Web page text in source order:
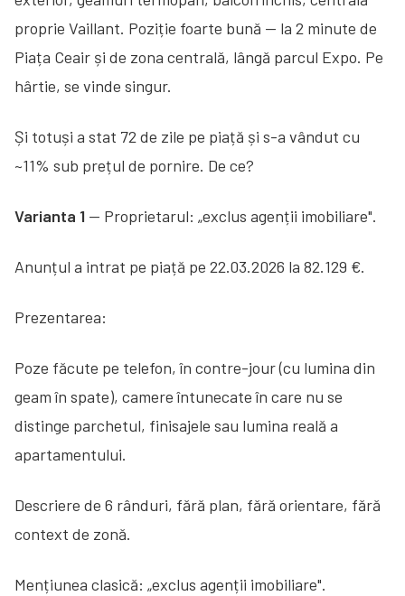
proprie Vaillant. Poziție foarte bună — la 2 minute de
Piața Ceair și de zona centrală, lângă parcul Expo. Pe
hârtie, se vinde singur.
Și totuși a stat 72 de zile pe piață și s-a vândut cu
~11% sub prețul de pornire. De ce?
Varianta 1 — Proprietarul: „exclus agenții imobiliare".
Anunțul a intrat pe piață pe 22.03.2026 la 82.129 €.
Prezentarea:
Poze făcute pe telefon, în contre-jour (cu lumina din
geam în spate), camere întunecate în care nu se
distinge parchetul, finisajele sau lumina reală a
apartamentului.
Descriere de 6 rânduri, fără plan, fără orientare, fără
context de zonă.
Mențiunea clasică: „exclus agenții imobiliare".